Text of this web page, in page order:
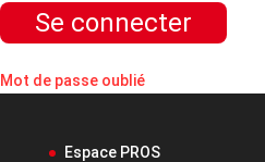
Mot de passe oublié
Espace PROS